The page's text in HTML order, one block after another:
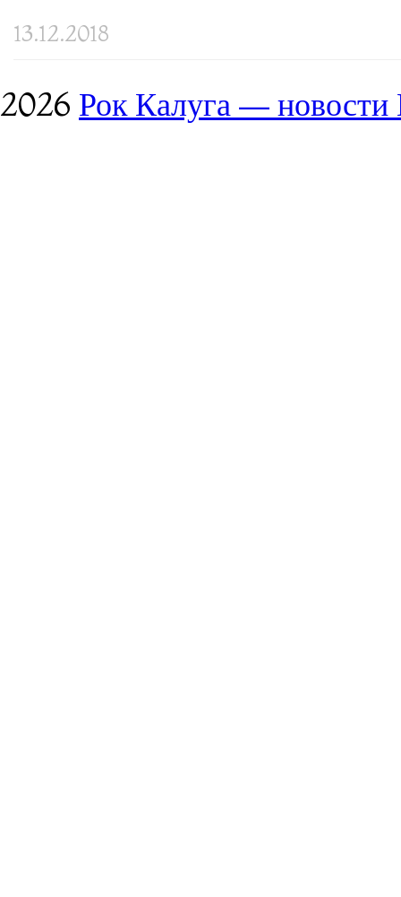
13.12.2018
2026 Рок Калуга — новости